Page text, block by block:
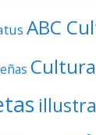
ABC